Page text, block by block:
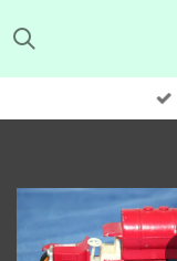
direct
hoofdinhoud